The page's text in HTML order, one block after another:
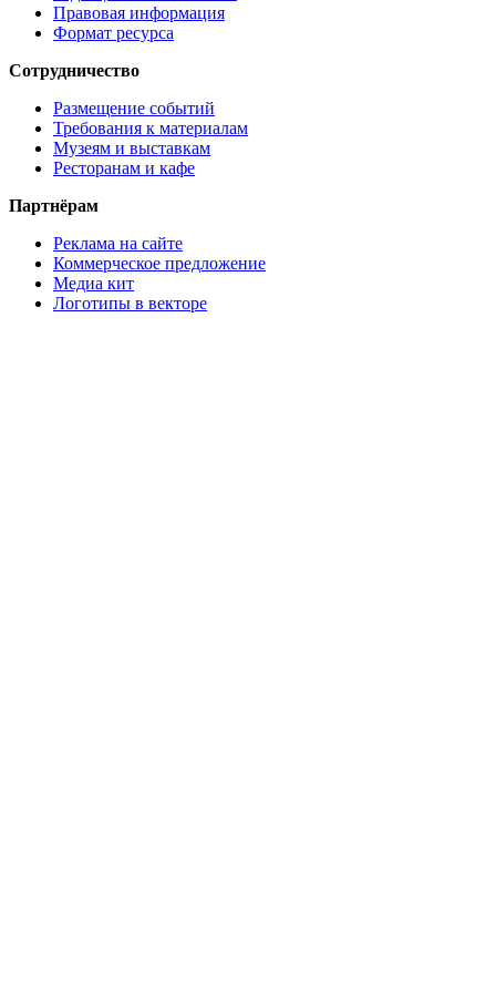
Правовая информация
Формат ресурса
Сотрудничество
Размещение событий
Требования к материалам
Музеям и выставкам
Ресторанам и кафе
Партнёрам
Реклама на сайте
Коммерческое предложение
Медиа кит
Логотипы в векторе